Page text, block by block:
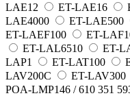
LAE12
ET-LAE16
LAE4000
ET-LAE500
ET-LAEF100
ET-
ET-LAL6510
ET-
LAP1
ET-LAT100
LAV200C
ET-LAV300
POA-LMP146 / 610 351